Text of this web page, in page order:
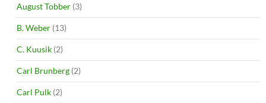
August Tobber (3)
B. Weber (13)
C. Kuusik (2)
Carl Brunberg (2)
Carl Pulk (2)